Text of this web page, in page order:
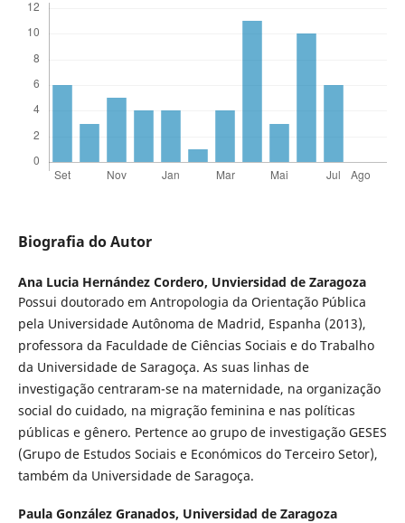
Biografia do Autor
Ana Lucia Hernández Cordero, Unviersidad de Zaragoza
Possui doutorado em Antropologia da Orientação Pública
pela Universidade Autônoma de Madrid, Espanha (2013),
professora da Faculdade de Ciências Sociais e do Trabalho
da Universidade de Saragoça. As suas linhas de
investigação centraram-se na maternidade, na organização
social do cuidado, na migração feminina e nas políticas
públicas e gênero. Pertence ao grupo de investigação GESES
(Grupo de Estudos Sociais e Económicos do Terceiro Setor),
também da Universidade de Saragoça.
Paula González Granados, Universidad de Zaragoza